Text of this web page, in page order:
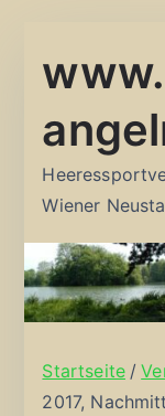
Inhalt
Wiener
Startseite
2017,